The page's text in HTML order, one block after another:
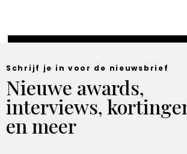
Schrijf je in voor de nieuwsbrief
Nieuwe awards,
interviews,
en meer